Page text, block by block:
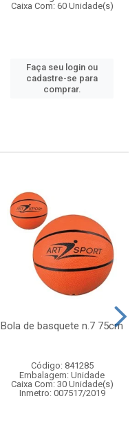
Caixa Com: 60 Unidade(s)
Faça seu login ou
cadastre-se para
comprar.
Bola de basquete n.7 75cm
Código: 841285
Embalagem: Unidade
Caixa Com: 30 Unidade(s)
Inmetro: 007517/2019